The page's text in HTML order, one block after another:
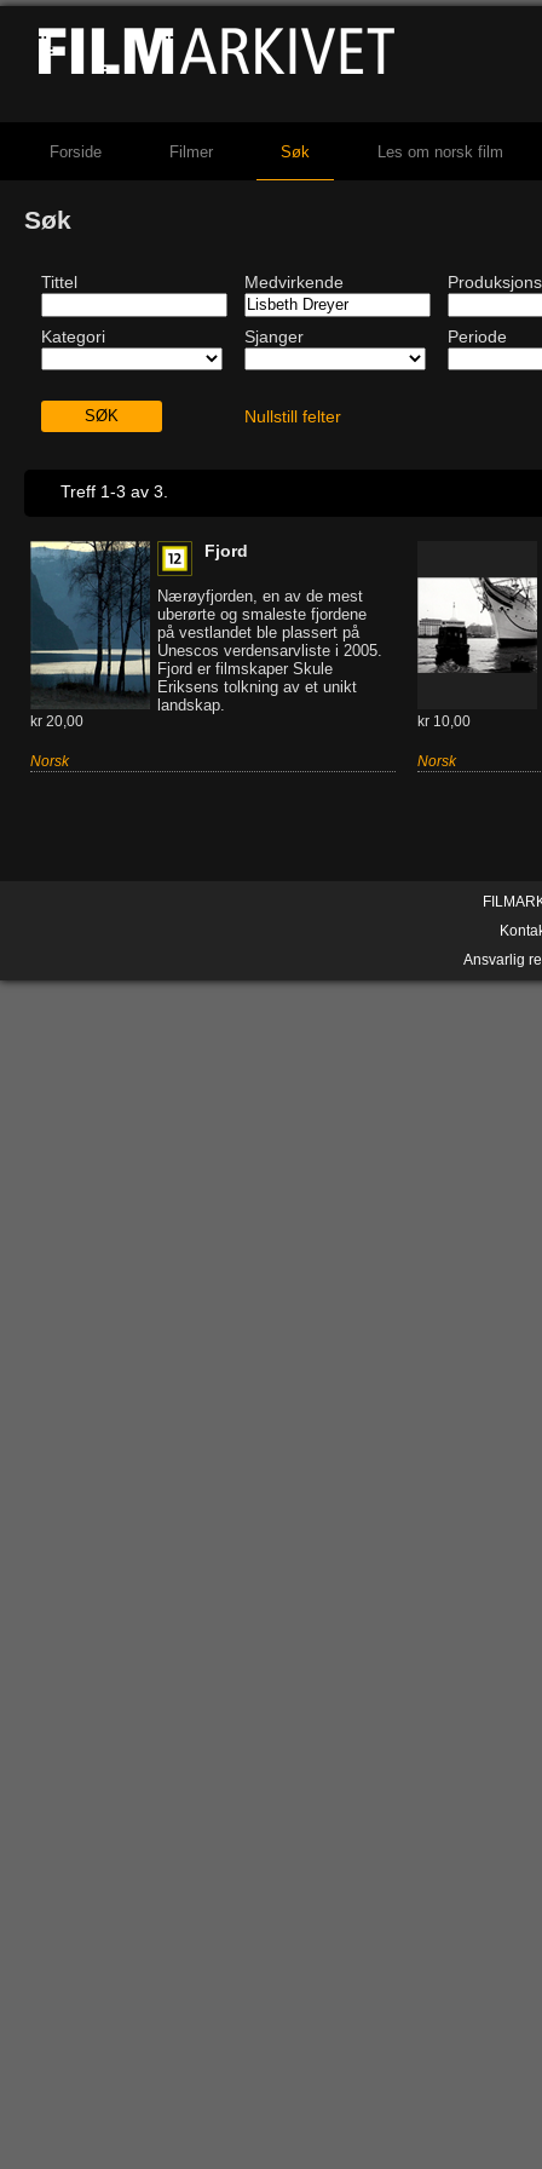
Forside Filmer Søk Les om norsk film
Søk
Tittel Medvirkende
Kategori Sjanger Periode
Nullstill felter
Treff 1-3 av 3.
Fjord
Nærøyfjorden, en av de mest
uberørte og smaleste fjordene
på vestlandet ble plassert på
Unescos verdensarvliste i 2005.
Fjord er filmskaper Skule
Eriksens tolkning av et unikt
landskap.
kr 20,00
Norsk
kr 10,00
Norsk
Ansvarlig